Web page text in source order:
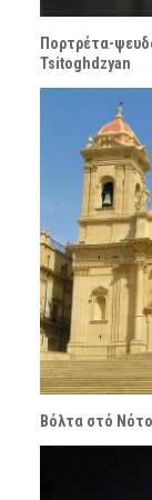
Πορτρέτα-
Tsitoghdzyan
Βόλτα στό Νότο